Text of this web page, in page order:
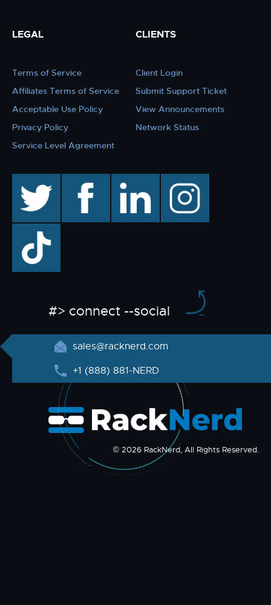
LEGAL
Terms of Service
Affiliates Terms of Service
Acceptable Use Policy
Privacy Policy
Service Level Agreement
CLIENTS
Client Login
Submit Support Ticket
View Announcements
Network Status
facebook linkedin instagram
TikTok
#> connect --social
sales@racknerd.com
+1 (888) 881-NERD
© 2026 RackNerd, All Rights Reserved.